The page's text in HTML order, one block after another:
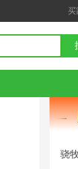
买
骁